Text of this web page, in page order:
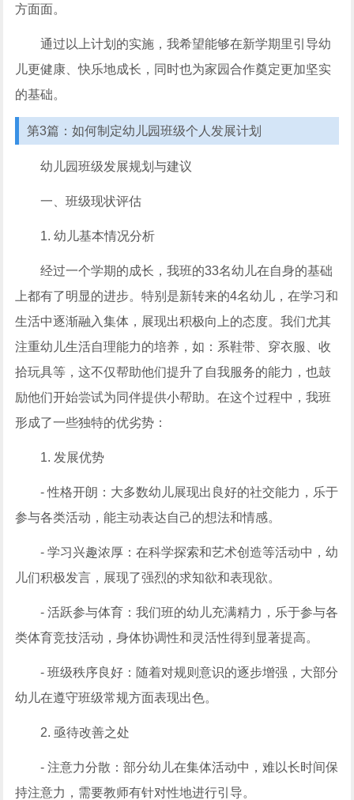
方面面。
通过以上计划的实施，我希望能够在新学期里引导幼
儿更健康、快乐地成长，同时也为家园合作奠定更加坚实
的基础。
第3篇：如何制定幼儿园班级个人发展计划
幼儿园班级发展规划与建议
一、班级现状评估
1. 幼儿基本情况分析
经过一个学期的成长，我班的33名幼儿在自身的基础
上都有了明显的进步。特别是新转来的4名幼儿，在学习和
生活中逐渐融入集体，展现出积极向上的态度。我们尤其
注重幼儿生活自理能力的培养，如：系鞋带、穿衣服、收
拾玩具等，这不仅帮助他们提升了自我服务的能力，也鼓
励他们开始尝试为同伴提供小帮助。在这个过程中，我班
形成了一些独特的优劣势：
1. 发展优势
- 性格开朗：大多数幼儿展现出良好的社交能力，乐于
参与各类活动，能主动表达自己的想法和情感。
- 学习兴趣浓厚：在科学探索和艺术创造等活动中，幼
儿们积极发言，展现了强烈的求知欲和表现欲。
- 活跃参与体育：我们班的幼儿充满精力，乐于参与各
类体育竞技活动，身体协调性和灵活性得到显著提高。
- 班级秩序良好：随着对规则意识的逐步增强，大部分
幼儿在遵守班级常规方面表现出色。
2. 亟待改善之处
- 注意力分散：部分幼儿在集体活动中，难以长时间保
持注意力，需要教师有针对性地进行引导。